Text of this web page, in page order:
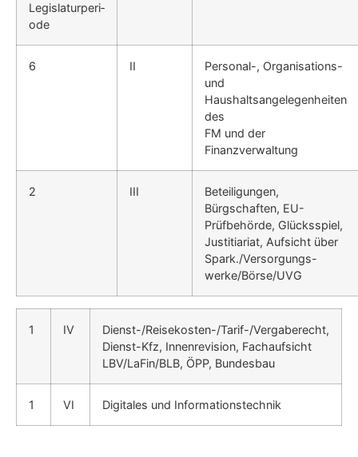
Legislaturperi­
ode
6 II
Personal-, Organisations-
und
Haushaltsangelegenheiten
des
FM und der
Finanzverwaltung
2 III
Beteiligungen,
Bürgschaften, EU-
Prüfbehörde, Glücksspiel,
Justitiariat, Aufsicht über
Spark./Versorgungs-
werke/Börse/UVG
1 IV
Dienst-/Reisekosten-/Tarif-/Vergaberecht,
Dienst-Kfz, In­nenrevision, Fachaufsicht
LBV/LaFin/BLB, ÖPP, Bundes­bau
1 VI Digitales und Informationstech­nik